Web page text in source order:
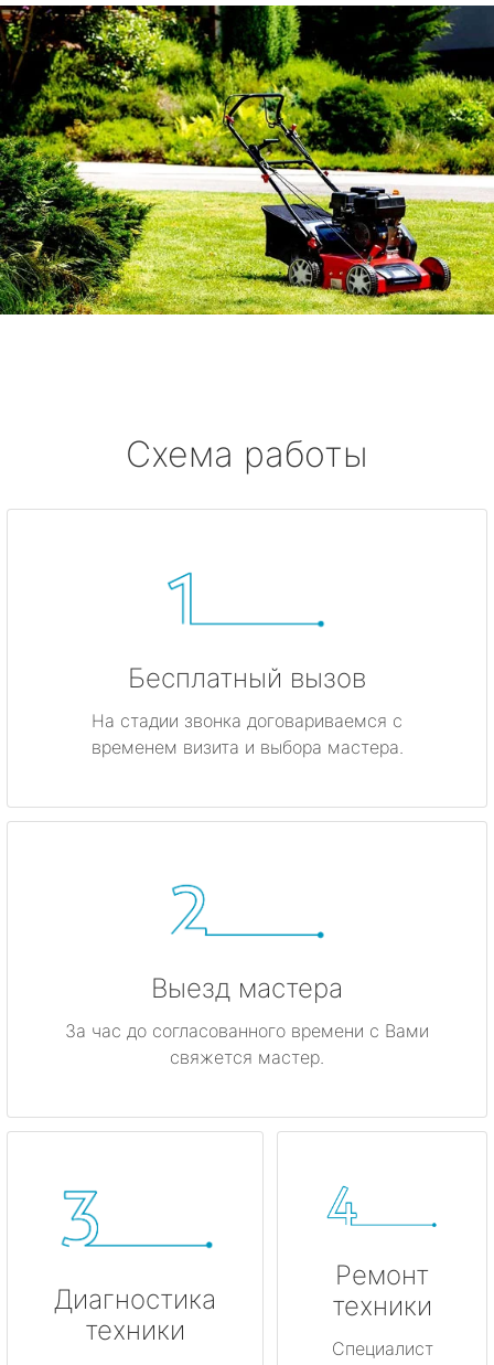
метро Беляево
метро Бибирево
метро Водный стадион
метро Курская
метро Комсомольская
метро Жулебино
метро Кропоткинская
метро Владыкино
метро Динамо
метро Красные ворота
метро Калужская
метро Домодедовская
метро Крылатское
метро Лубянка
метро Котельники
метро Коньково
Схема работы
Бесплатный вызов
На стадии звонка договариваемся с
временем визита и выбора мастера.
Выезд мастера
За час до согласованного времени с Вами
свяжется мастер.
Диагностика
техники
Ремонт
техники
Специалист